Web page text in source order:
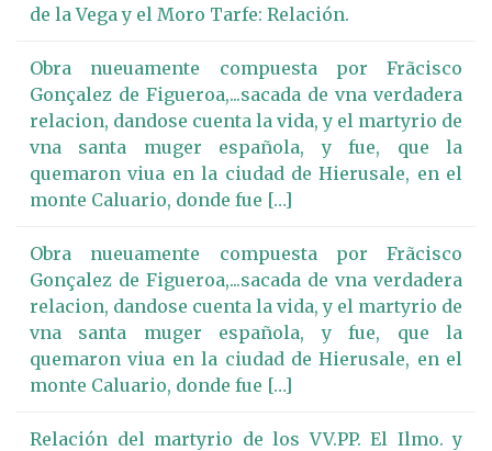
de la Vega y el Moro Tarfe: Relación.
Obra nueuamente compuesta por Frãcisco
Gonçalez de Figueroa,...sacada de vna verdadera
relacion, dandose cuenta la vida, y el martyrio de
vna santa muger española, y fue, que la
quemaron viua en la ciudad de Hierusale, en el
monte Caluario, donde fue […]
Obra nueuamente compuesta por Frãcisco
Gonçalez de Figueroa,...sacada de vna verdadera
relacion, dandose cuenta la vida, y el martyrio de
vna santa muger española, y fue, que la
quemaron viua en la ciudad de Hierusale, en el
monte Caluario, donde fue […]
Relación del martyrio de los VV.PP. El Ilmo. y